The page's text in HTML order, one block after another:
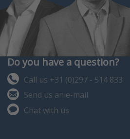
Do you have a question?
Call us +31 (0)297 - 514 833
Send us an e-mail
Chat with us